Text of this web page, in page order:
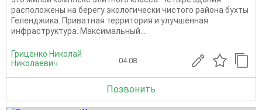
расположены на берегу экологически чистого района бухты
Геленджика. Приватная территория и улучшенная
инфраструктура. Максимальный...
Гриценко Николай
Николаевич
04.08
Позвонить